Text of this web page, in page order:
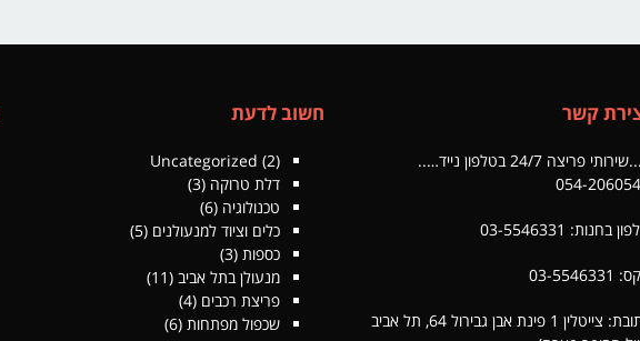
קשר
פריצה 24/7 בטלפון נייד…..
054-
בחנות: 03-5546331
5546331
כתובת: צייטלין 1 פינת אבן גבירול 64, תל אביב
חשוב לדעת
Uncategorized (2)
דלת טרוקה (3)
טכנולוגיה (6)
כלים וציוד למנעולנים (5)
כספות (3)
מנעולן בתל אביב (11)
פריצת רכבים (4)
שכפול מפתחות (6)